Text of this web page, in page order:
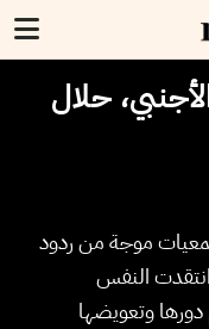
حلال
موجة من ردود
انتقدت النفس
وتعويضها